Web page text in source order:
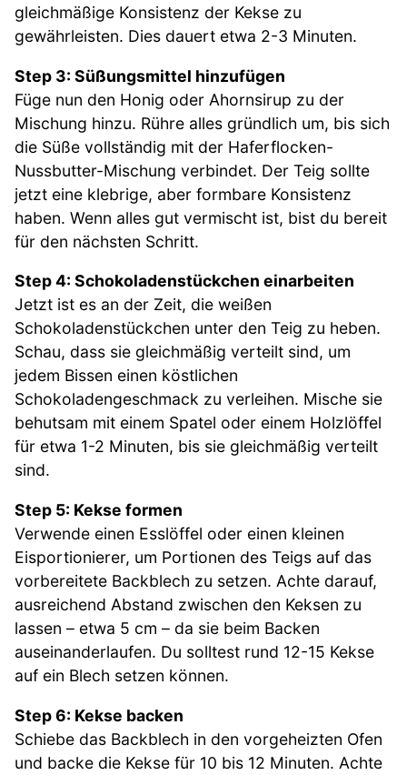
gleichmäßige Konsistenz der Kekse zu
gewährleisten. Dies dauert etwa 2-3 Minuten.
Step 3: Süßungsmittel hinzufügen
Füge nun den Honig oder Ahornsirup zu der
Mischung hinzu. Rühre alles gründlich um, bis sich
die Süße vollständig mit der Haferflocken-
Nussbutter-Mischung verbindet. Der Teig sollte
jetzt eine klebrige, aber formbare Konsistenz
haben. Wenn alles gut vermischt ist, bist du bereit
für den nächsten Schritt.
Step 4: Schokoladenstückchen einarbeiten
Jetzt ist es an der Zeit, die weißen
Schokoladenstückchen unter den Teig zu heben.
Schau, dass sie gleichmäßig verteilt sind, um
jedem Bissen einen köstlichen
Schokoladengeschmack zu verleihen. Mische sie
behutsam mit einem Spatel oder einem Holzlöffel
für etwa 1-2 Minuten, bis sie gleichmäßig verteilt
sind.
Step 5: Kekse formen
Verwende einen Esslöffel oder einen kleinen
Eisportionierer, um Portionen des Teigs auf das
vorbereitete Backblech zu setzen. Achte darauf,
ausreichend Abstand zwischen den Keksen zu
lassen – etwa 5 cm – da sie beim Backen
auseinanderlaufen. Du solltest rund 12-15 Kekse
auf ein Blech setzen können.
Step 6: Kekse backen
Schiebe das Backblech in den vorgeheizten Ofen
und backe die Kekse für 10 bis 12 Minuten. Achte